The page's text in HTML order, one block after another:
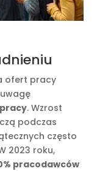
ofert pracy
. Wzrost
podczas
często
2023 roku,
pracodawców